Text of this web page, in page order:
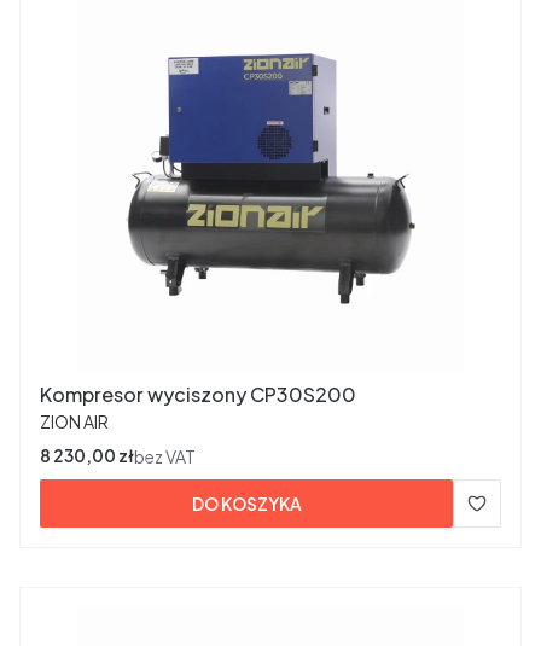
Kompresor wyciszony CP30S200
PRODUCENT
ZION AIR
Cena
8 230,00 złbez VAT
DO KOSZYKA